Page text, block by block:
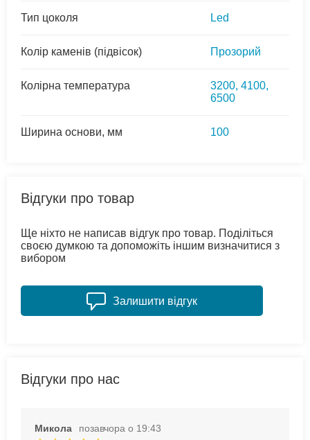
Тип цоколя Led
Колір каменів (підвісок) Прозорий
Колірна температура
3200, 4100,
6500
Ширина основи, мм 100
Відгуки про товар
Ще ніхто не написав відгук про товар. Поділіться
своєю думкою та допоможіть іншим визначитися з
вибором
Залишити відгук
Відгуки про нас
Микола позавчора о 19:43